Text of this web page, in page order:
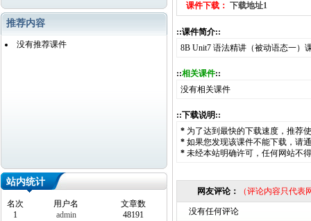
推荐内容
没有推荐课件
站内统计
名次 用户名
文章数
1
admin
48191
课件下载： 下载地址1
::课件简介::
8B Unit7 语法精讲（被动语态一）
::相关课件::
没有相关课件
::下载说明::
* 为了达到最快的下载速度，推荐
* 如果您发现该课件不能下载，请
* 未经本站明确许可，任何网站不
网友评论： （评论内容只代
没有任何评论